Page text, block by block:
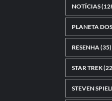
NOTÍCIAS
PLANETA
RESENHA (35)
STAR TREK
STEVEN